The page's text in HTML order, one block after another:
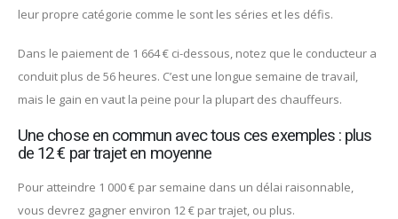
leur propre catégorie comme le sont les séries et les défis.
Dans le paiement de 1 664 € ci-dessous, notez que le conducteur a
conduit plus de 56 heures. C’est une longue semaine de travail,
mais le gain en vaut la peine pour la plupart des chauffeurs.
Une chose en commun avec tous ces exemples : plus
de 12 € par trajet en moyenne
Pour atteindre 1 000 € par semaine dans un délai raisonnable,
vous devrez gagner environ 12 € par trajet, ou plus.